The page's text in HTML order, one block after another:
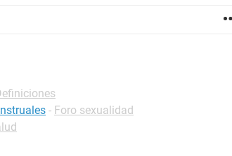
- Foro sexualidad